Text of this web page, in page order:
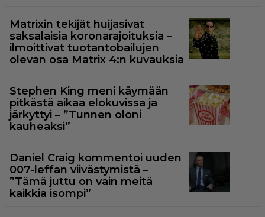
Matrixin tekijät huijasivat
saksalaisia koronarajoituksia –
ilmoittivat tuotantobailujen
olevan osa Matrix 4:n kuvauksia
Stephen King meni käymään
pitkästä aikaa elokuvissa ja
järkyttyi – ”Tunnen oloni
kauheaksi”
Daniel Craig kommentoi uuden
007-leffan viivästymistä –
”Tämä juttu on vain meitä
kaikkia isompi”